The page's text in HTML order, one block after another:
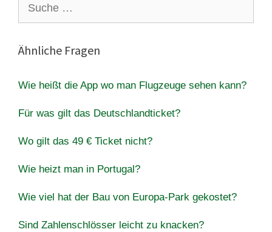
nach:
Ähnliche Fragen
Wie heißt die App wo man Flugzeuge sehen kann?
Für was gilt das Deutschlandticket?
Wo gilt das 49 € Ticket nicht?
Wie heizt man in Portugal?
Wie viel hat der Bau von Europa-Park gekostet?
Sind Zahlenschlösser leicht zu knacken?